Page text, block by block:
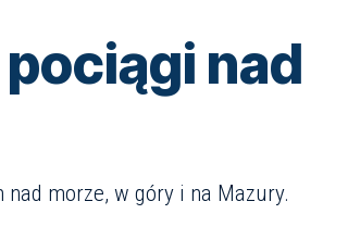
pociągi nad
morze, w góry i na Mazury.